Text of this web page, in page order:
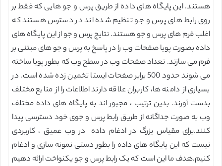
هستند. این پایگاه های داده از طریق پرس و جو هایی که فقط بر
روی رابط های پرس و جو تنظیم شده اند در دسترس هستند که
اغلب فرم های پرس و جو هستند. نتایج پرس و جو از این پایگاه های
داده بصورت پویا صفحات وب را در پاسخ به پرس و جو های مبتنی بر
فرم می سازند. تعداد صفحات وب در سطح وب که بطور پویا ساخته
می شوند حدود 500 برابر صفحات ایستا تخمین زده شده است. در
بسیاری از دامنه ها، کاربران علاقه دارند اطلاعات را از منابع مختلف
بدست آورند. بدین ترتیب ، مجبور اند به پایگاه های داده مختلف
وب به صورت جداگانه از طریق رابط پرس و جوی خود دسترسی پیدا
کنند.برای مقیاس یزرگ در ادغام داده در وب عمیق ، کاربردی
نیست که این پایگاه های داده را بطور دستی نمونه سازی و ادغام
کنیم.هدف ما این است که یک رابط پرس و جو یکنواخت ارائه دهیم